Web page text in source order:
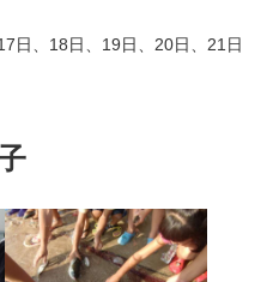
日、18日、19日、20日、21日